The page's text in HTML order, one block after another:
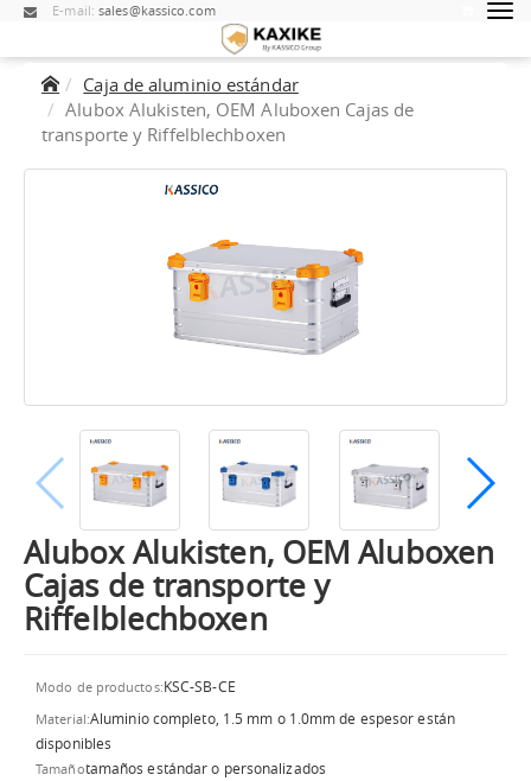
E-mail:sales@kassico.com
Caja de aluminio estándar
Alubox Alukisten, OEM Aluboxen Cajas de
transporte y Riffelblechboxen
Alubox Alukisten, OEM Aluboxen
Cajas de transporte y
Riffelblechboxen
Modo de productos:KSC-SB-CE
Material:Aluminio completo, 1.5 mm o 1.0mm de espesor están
disponibles
Tamañotamaños estándar o personalizados